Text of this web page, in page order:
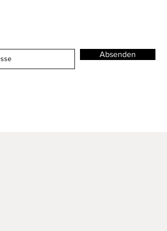
Absenden